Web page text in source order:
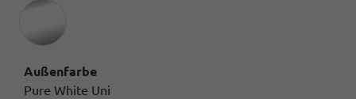
Außenfarbe
Pure White Uni